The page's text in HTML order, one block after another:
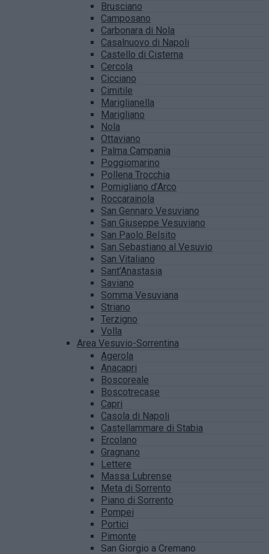
Brusciano
Camposano
Carbonara di Nola
Casalnuovo di Napoli
Castello di Cisterna
Cercola
Cicciano
Cimitile
Mariglianella
Marigliano
Nola
Ottaviano
Palma Campania
Poggiomarino
Pollena Trocchia
Pomigliano d’Arco
Roccarainola
San Gennaro Vesuviano
San Giuseppe Vesuviano
San Paolo Belsito
San Sebastiano al Vesuvio
San Vitaliano
Sant’Anastasia
Saviano
Somma Vesuviana
Striano
Terzigno
Volla
Area Vesuvio-Sorrentina
Agerola
Anacapri
Boscoreale
Boscotrecase
Capri
Casola di Napoli
Castellammare di Stabia
Ercolano
Gragnano
Lettere
Massa Lubrense
Meta di Sorrento
Piano di Sorrento
Pompei
Portici
Pimonte
San Giorgio a Cremano